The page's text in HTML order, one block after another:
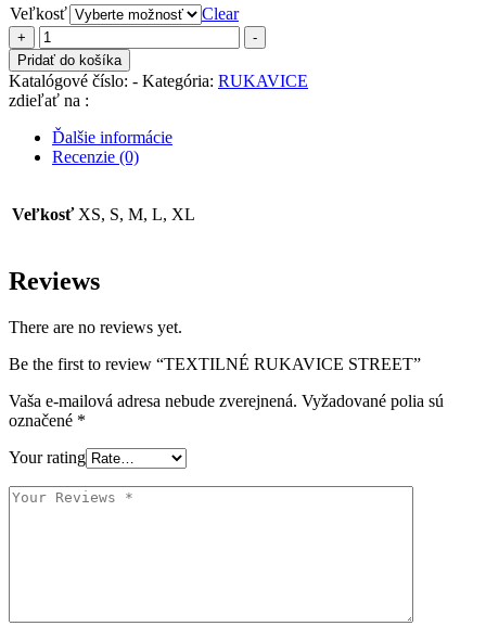
Veľkosť Clear
+
množstvo
TEXTILNÉ
RUKAVICE
STREET
-
Pridať do košíka
Katalógové číslo: - Kategória: RUKAVICE
zdieľať na :
Ďalšie informácie
Recenzie (0)
Veľkosť XS, S, M, L, XL
Reviews
There are no reviews yet.
Be the first to review “TEXTILNÉ RUKAVICE STREET”
Vaša e-mailová adresa nebude zverejnená. Vyžadované polia sú
označené *
Your rating